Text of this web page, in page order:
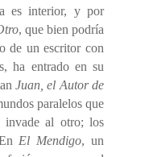
es interior, y por
, que bien podría
de un escritor con
ha entrado en su
Juan, el Autor de
paralelos que
invade al otro; los
El Mendigo, un